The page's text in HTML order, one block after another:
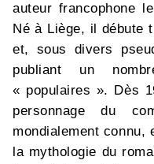
auteur francophone
Né à Liège, il débute
et, sous divers
publiant un
« populaires ». Dès
personnage du
mondialement connu,
la mythologie du